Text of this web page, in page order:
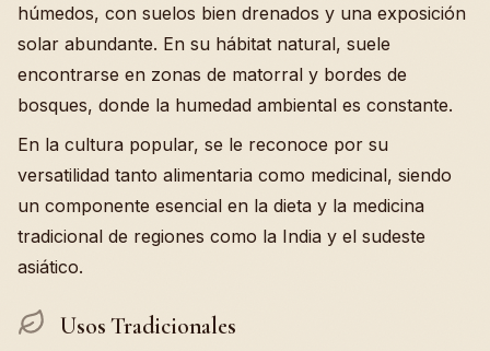
húmedos, con suelos bien drenados y una exposición
solar abundante. En su hábitat natural, suele
encontrarse en zonas de matorral y bordes de
bosques, donde la humedad ambiental es constante.
En la cultura popular, se le reconoce por su
versatilidad tanto alimentaria como medicinal, siendo
un componente esencial en la dieta y la medicina
tradicional de regiones como la India y el sudeste
asiático.
Usos Tradicionales